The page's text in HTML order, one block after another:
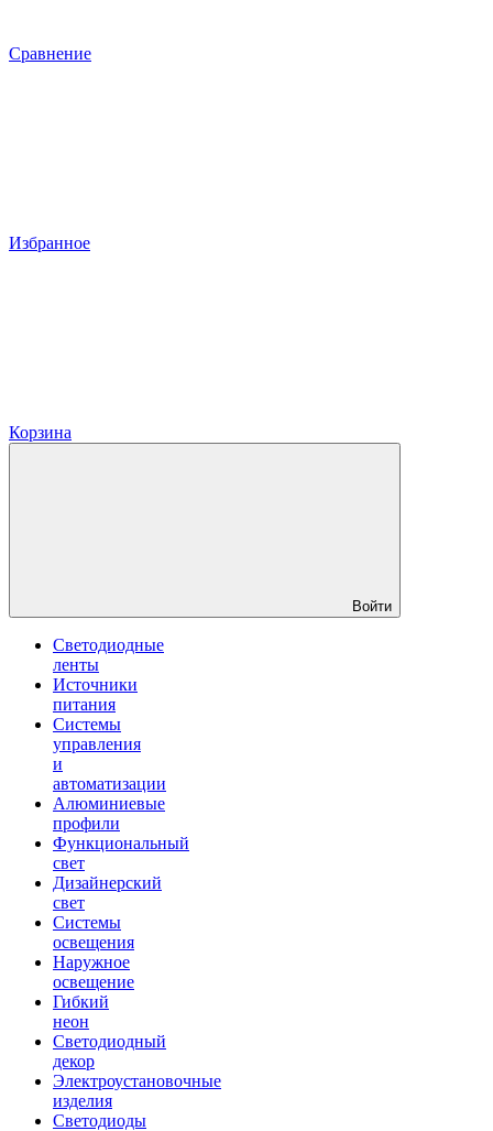
Сравнение
Избранное
Корзина
Войти
Светодиодные
ленты
Источники
питания
Системы
управления
и
автоматизации
Алюминиевые
профили
Функциональный
свет
Дизайнерский
свет
Системы
освещения
Наружное
освещение
Гибкий
неон
Светодиодный
декор
Электроустановочные
изделия
Светодиоды